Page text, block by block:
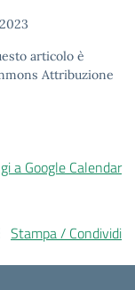
articolo è
Attribuzione
a Google Calendar
Stampa / Condividi